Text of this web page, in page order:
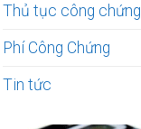
Thủ tục công chứng
Phí Công Chứng
Tin tức